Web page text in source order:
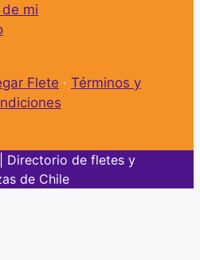
mi
Flete · Términos y
de fletes y
de Chile